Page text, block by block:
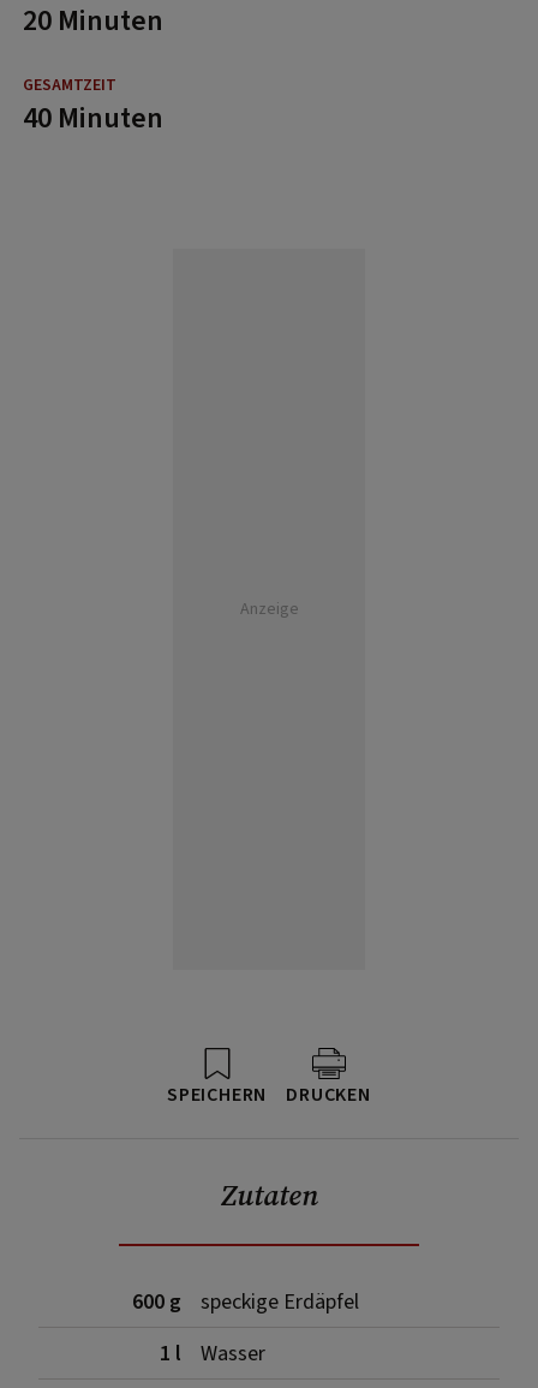
20 Minuten
40 Minuten
Anzeige
SPEICHERN DRUCKEN
Zutaten
600 g
speckige Erdäpfel
1 l
Wasser